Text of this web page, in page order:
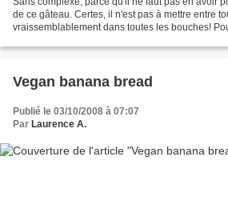
de ce gâteau. Certes, il n'est pas à mettre entre
vraissemblablement dans toutes les bouches!
Vegan banana bread
Publié le 03/10/2008 à 07:07
Par Laurence A.